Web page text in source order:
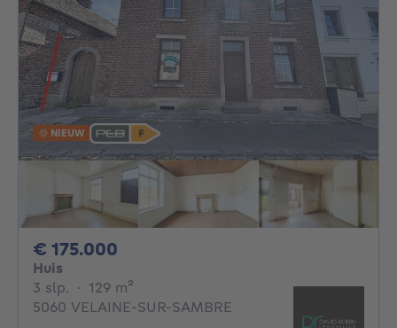
NIEUW
€ 175.000
Huis
3 slp. 3 slaapkamers
· 129 m²
5060 VELAINE-SUR-SAMBRE